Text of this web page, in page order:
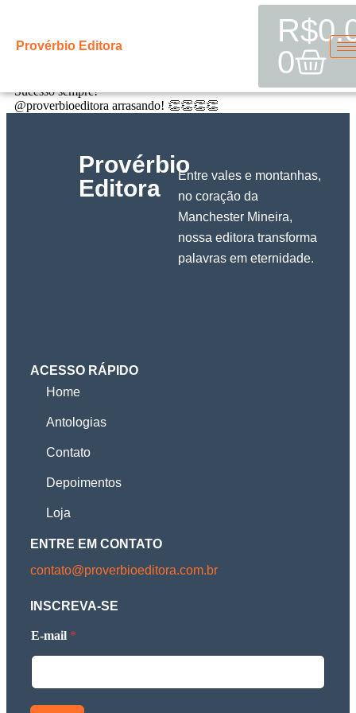
Provérbio Editora R$
0
@ferrazeulina
Sucesso sempre!
@proverbioeditora arrasando! 👏👏👏👏
Provérbio
Editora
Entre vales e montanhas,
no coração da
Manchester Mineira,
nossa editora transforma
palavras em eternidade.
ACESSO RÁPIDO
Home
Antologias
Contato
Depoimentos
Loja
ENTRE EM CONTATO
contato@proverbioeditora.com.br
INSCREVA-SE
E
-
a
E-mail *